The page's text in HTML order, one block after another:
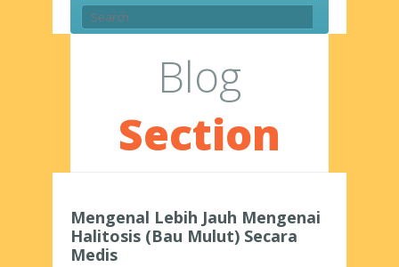
Blog
Section
Mengenal Lebih Jauh Mengenai
Halitosis (Bau Mulut) Secara
Medis